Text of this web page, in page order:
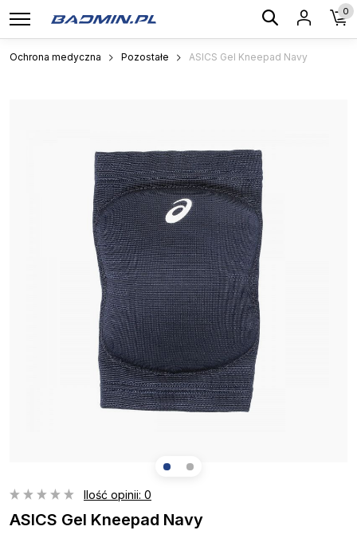
0
Ochrona medyczna Pozostałe ASICS Gel Kneepad Navy
Ilość opinii: 0
ASICS Gel Kneepad Navy